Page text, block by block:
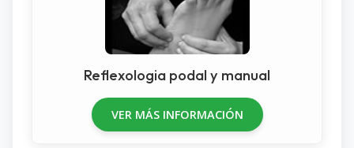
Reflexologia podal y manual
VER MÁS INFORMACIÓN